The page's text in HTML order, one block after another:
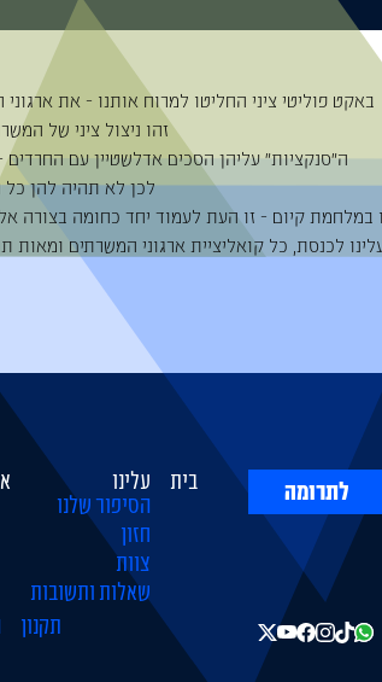
‏באקט פוליטי ציני החליטו למרוח אותנו - את
‏זהו ניצול ציני של
‏ה״סנקציות״ עליהן הסכים אדלשטיין עם
לכן לא תהיה להן כל
במלחמת קיום - זו העת לעמוד יחד כחומה בצורה
לכנסת, כל קואליציית ארגוני המשרתים ומאות
בית
עלינו
הסיפור שלנו
חזון
צוות
שאלות ותשובות
תקנון
לתרומה